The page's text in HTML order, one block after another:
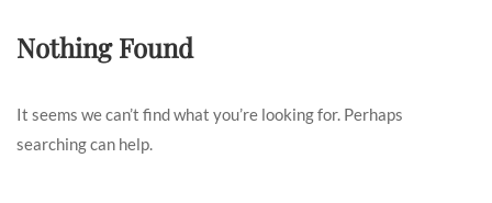
Nothing Found
It seems we can’t find what you’re looking for. Perhaps
searching can help.